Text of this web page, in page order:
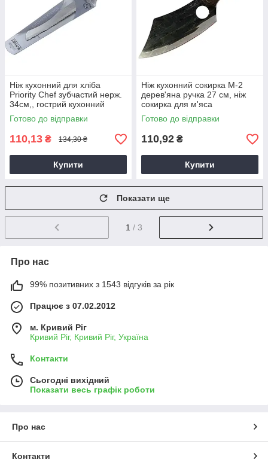
Ніж кухонний для хліба
Priority Сhef зубчастий нерж.
34см,, гострий кухонний
ніж,хвилястий кухонний ніж
Готово до відправки
110,13 ₴ 134,30 ₴
Купити
Ніж кухонний сокирка М-2
дерев'яна ручка 27 см, ніж
сокирка для м'яса
Готово до відправки
110,92 ₴
Купити
Показати ще
1 / 3
Про нас
99% позитивних з 1543 відгуків за рік
Працює з 07.02.2012
м. Кривий Ріг
Кривий Ріг, Кривий Ріг, Україна
Контакти
Сьогодні вихідний
Показати весь графік роботи
Про нас
Контакти